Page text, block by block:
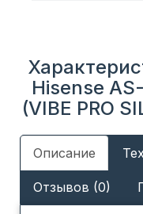
Hisense
(VIBE PRO
Описание
Отзывов (0)